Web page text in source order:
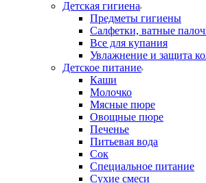
Детская гигиена
Предметы гигиены
Салфетки, ватные
Все для купания
Увлажнение и защита
Детское питание
Каши
Молочко
Мясные пюре
Овощные пюре
Печенье
Питьевая вода
Сок
Специальное питание
Сухие смеси